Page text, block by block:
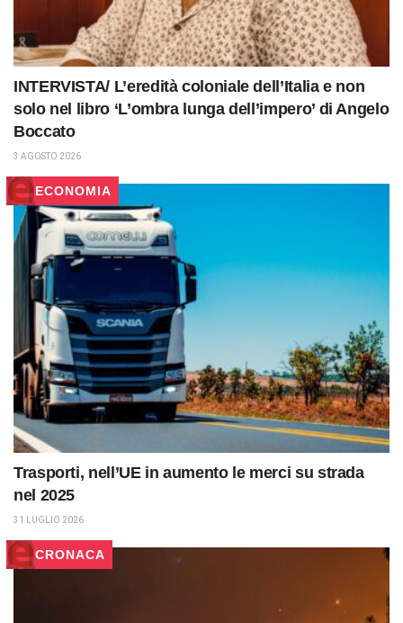
INTERVISTA/ L’eredità coloniale dell’Italia e non
solo nel libro ‘L’ombra lunga dell’impero’ di Angelo
Boccato
3 AGOSTO 2026
ECONOMIA
Trasporti, nell’UE in aumento le merci su strada
nel 2025
31 LUGLIO 2026
CRONACA